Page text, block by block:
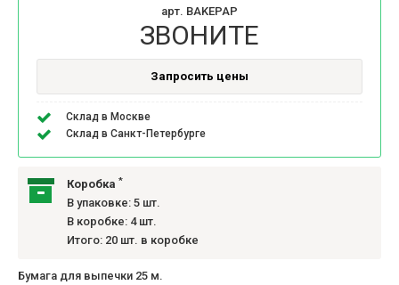
арт. BAKEPAP
ЗВОНИТЕ
Запросить цены
Склад в Москве
Склад в Санкт-Петербурге
Коробка *
В упаковке: 5 шт.
В коробке: 4 шт.
Итого: 20 шт. в коробке
Бумага для выпечки 25 м.